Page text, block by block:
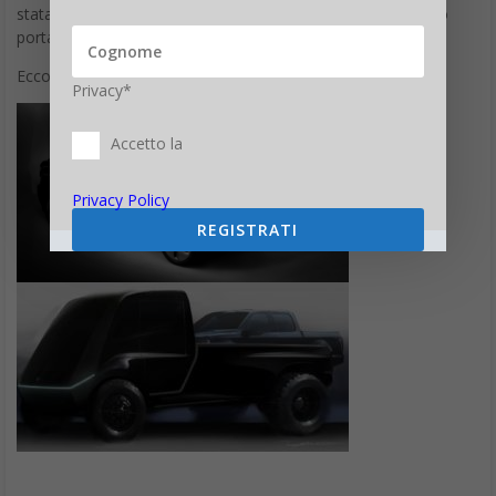
stata mostrata fino al lancio del Modello Y e gli sforzi hanno
portato a molte interessanti teorie.
Ecco alcuni dei rendering che ne sono derivati.
Privacy*
Accetto la
Privacy Policy
REGISTRATI